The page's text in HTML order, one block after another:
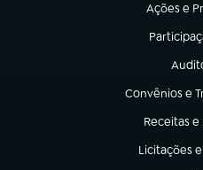
Ações e
(abre em
(abre em
(abre
Convênios e
(abre em
Receitas e
(abre em
Licitações
(abre em